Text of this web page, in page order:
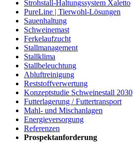
Strohstall-Haltungssystem Xaletto
PureLine | Tierwohl-Lösungen
Sauenhaltung
Schweinemast
Ferkelaufzucht
Stallmanagement
Stallklima
Stallbeleuchtung
Abluftreinigung
Reststoffverwertung
Konzeptstudie Schweinestall 2030
Futterlagerung / Futtertransport
Mahl- und Mischanlagen
Energieversorgung
Referenzen
Prospektanforderung